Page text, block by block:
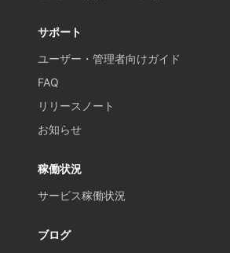
サポート
ユーザー・管理者向けガイド
FAQ
リリースノート
お知らせ
稼働状況
サービス稼働状況
ブログ